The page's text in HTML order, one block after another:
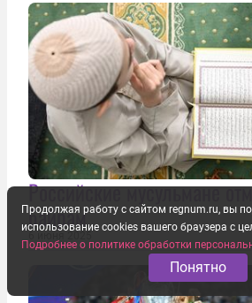
Российские мусульмане
байрам
Продолжая работу с сайтом regnum.ru, вы
использование cookies вашего браузера с
Подробнее о политике обработки
Понятно